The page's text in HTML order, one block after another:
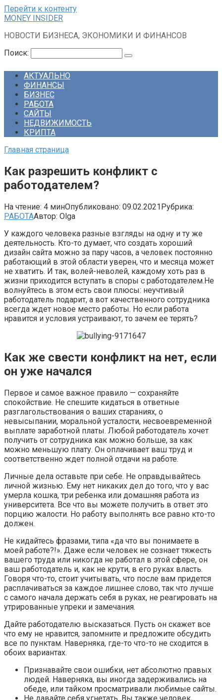
Перейти к контенту
MONEY INSIDER
НОВОСТИ БИЗНЕСА, ЭКОНОМИКИ И ФИНАНСОВ
Поиск:
АКТУАЛЬНО
ФИНАНСЫ
БИЗНЕС
РАБОТА
САЙТЫ
НЕДВИЖИМОСТЬ
КРИПТА
Главная страница
Как разрешить конфликт с
работодателем?
На чтение: 4 минОпубликовано: 09.02.2021Рубрика:
РАБОТААвтор: Olga
У каждого человека разные взгляды на одну и ту же
деятельность. Кто-то думает, что создать хороший
дизайн сайта можно за пару часов, а человек постоянно
работающий в этой области уверен, что и месяца может
не хватить. И так, волей-неволей, каждому хоть раз в
жизни приходится вступать в споры с работодателем.Не
волнуйтесь в этом есть свои плюсы: неучтивый
работодатель подарит, а вот качественного сотрудника
всегда ждет новое место работы. Но если работа
нравится и условия устраивают, то зачем ее терять?
Как же свести конфликт на нет, если
он уже начался
Первое и самое важное правило — сохраняйте
спокойствие. Не спешите кидаться в ответные
разглагольствования о ваших стараниях, о
невысыпании, моральной усталости, несвоевременной
выплате заработной платы. Любой работодатель хочет
получить от сотрудника как можно больше, за как
можно меньшую плату. Он оплачивает ваш труд и
соответственно ждет полной отдачи на работе.
Личные дела оставьте при себе. Не оправдывайтесь
личной жизнью. Ему нет никаких дел до того, что у вас
умерла кошка, три ребенка или домашняя работа из
университета. Все что вы можете получить в ответ это
порцию жалости. Но работу выполнять все равно кто-то
должен.
Не кидайтесь фразами, типа «да что вы понимаете в
моей работе?!». Даже если человек не сознает тяжесть
вашего труда или никогда не работал в этой сфере, он
ваш работодатель и, как не крути, в его руках власть.
Говоря что-то, стоит учитывать, что после вам придется
расплачиваться за каждое лишнее слово, так что лучше
с самого начала держать себя в руках, не реагировать на
утрированные упреки и замечания.
Дайте работодателю высказаться. Пусть он скажет все
что ему не нравится, запомните и предложите обсудить
все по пунктам. Наверняка, где-то что-то не сходится в
обоих вариантах.
Признавайте свои ошибки, нет абсолютно правых
людей. Наверняка, вы иногда задерживались на
обеде, или тайком просматривали любимые сайты.
Не давайте себя угнетать. Вы также человек,